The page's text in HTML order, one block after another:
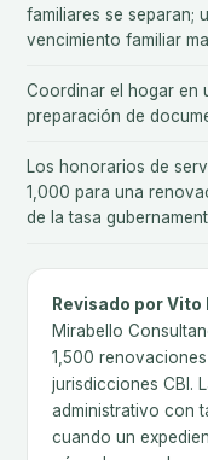
familiares se separan;
vencimiento familiar
Coordinar el hogar en
preparación de
Los honorarios de
1,000 para una
de la tasa
Revisado por
Mirabello
1,500
jurisdicciones CBI.
administrativo con
cuando un